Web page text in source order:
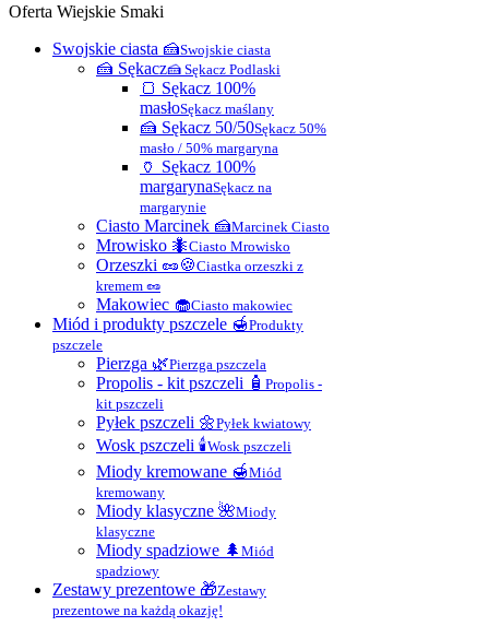
Oferta Wiejskie Smaki
Swojskie ciasta 🍰Swojskie ciasta
🍰 Sękacz🍰 Sękacz Podlaski
🍞 Sękacz 100%
masłoSękacz maślany
🍰 Sękacz 50/50Sękacz 50%
masło / 50% margaryna
🏺 Sękacz 100%
margarynaSękacz na
margarynie
Ciasto Marcinek 🍰Marcinek Ciasto
Mrowisko 🐜Ciasto Mrowisko
Orzeszki 🥜🍪Ciastka orzeszki z
kremem 🥜
Makowiec 🧁Ciasto makowiec
Miód i produkty pszczele 🍯Produkty
pszczele
Pierzga 🌿Pierzga pszczela
Propolis - kit pszczeli 🧴 Propolis -
kit pszczeli
Pyłek pszczeli 🌼Pyłek kwiatowy
Wosk pszczeli 🕯Wosk pszczeli
Miody kremowane 🍯Miód
kremowany
Miody klasyczne 🌺Miody
klasyczne
Miody spadziowe 🌲 Miód
spadziowy
Zestawy prezentowe 🎁Zestawy
prezentowe na każdą okazję!